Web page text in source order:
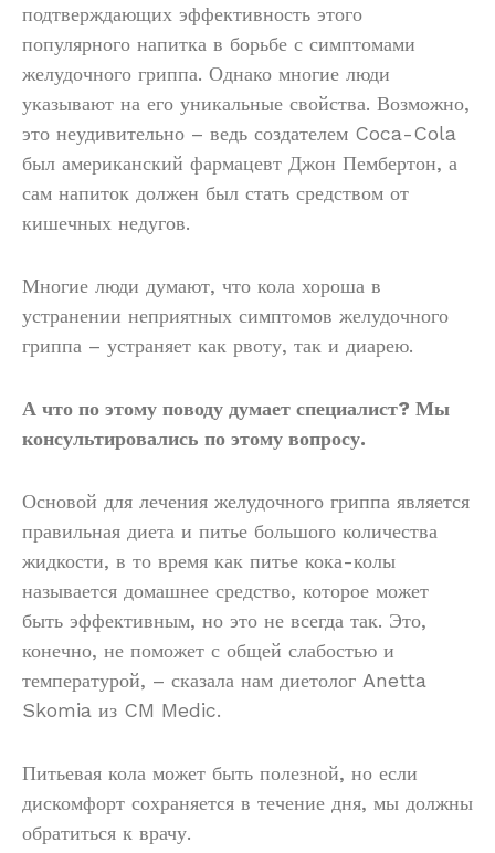
подтверждающих эффективность этого
популярного напитка в борьбе с симптомами
желудочного гриппа. Однако многие люди
указывают на его уникальные свойства. Возможно,
это неудивительно – ведь создателем Coca-Cola
был американский фармацевт Джон Пембертон, а
сам напиток должен был стать средством от
кишечных недугов.
Многие люди думают, что кола хороша в
устранении неприятных симптомов желудочного
гриппа – устраняет как рвоту, так и диарею.
А что по этому поводу думает специалист? Мы
консультировались по этому вопросу.
Основой для лечения желудочного гриппа является
правильная диета и питье большого количества
жидкости, в то время как питье кока-колы
называется домашнее средство, которое может
быть эффективным, но это не всегда так. Это,
конечно, не поможет с общей слабостью и
температурой, – сказала нам диетолог Anetta
Skomia из CM Medic.
Питьевая кола может быть полезной, но если
дискомфорт сохраняется в течение дня, мы должны
обратиться к врачу.